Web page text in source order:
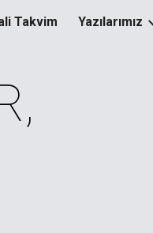
to navigation
Takvim Yazılarımız